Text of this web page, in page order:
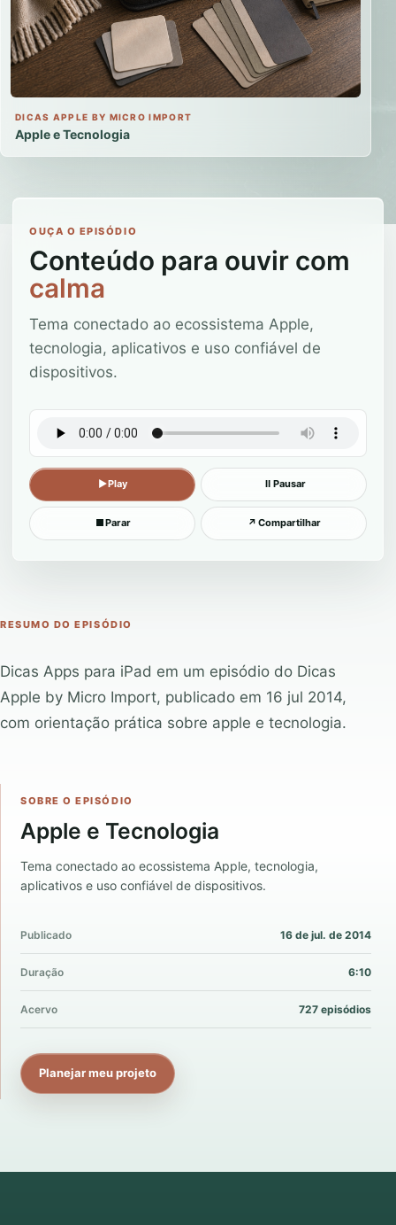
DICAS APPLE BY MICRO IMPORT
Apple e Tecnologia
OUÇA O EPISÓDIO
Conteúdo para ouvir com
calma
Tema conectado ao ecossistema Apple,
tecnologia, aplicativos e uso confiável de
dispositivos.
▶Play Ⅱ Pausar
■Parar ↗ Compartilhar
RESUMO DO EPISÓDIO
Dicas Apps para iPad em um episódio do Dicas
Apple by Micro Import, publicado em 16 jul 2014,
com orientação prática sobre apple e tecnologia.
SOBRE O EPISÓDIO
Apple e Tecnologia
Tema conectado ao ecossistema Apple, tecnologia,
aplicativos e uso confiável de dispositivos.
Publicado 16 de jul. de 2014
Duração 6:10
Acervo 727 episódios
Planejar meu projeto